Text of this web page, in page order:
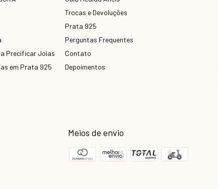
Precificar Joias
em Prata 925
Trocas e Devoluções
Prata 925
Perguntas Frequentes
Contato
Depoimentos
Meios de envio